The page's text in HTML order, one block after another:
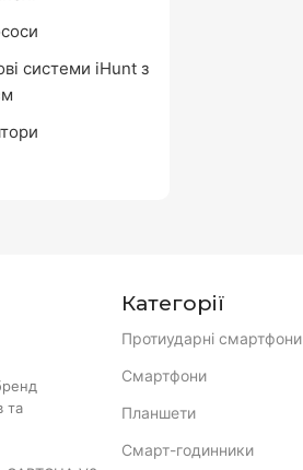
системи iHunt з
та
Категорії
Протиударні смартфони
Смартфони
Планшети
Смарт-годинники